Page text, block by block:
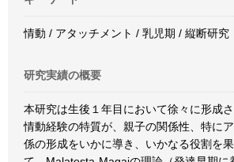
情動 / アタッチメント / 乳児期 / 縦断研究
研究実績の概要
本研究は生後１年目において徐々に形成
情動経験の特質が、親子の関係性、特に
係の形成をいかに導き、いかなる役割を